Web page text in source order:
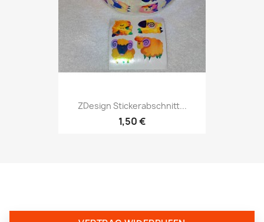
ZDesign Stickerabschnitt...
1,50 €